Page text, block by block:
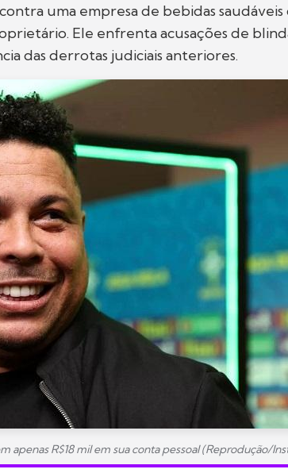
uma empresa de bebidas saudáveis
Ele enfrenta acusações de
das derrotas judiciais anteriores.
apenas R$18 mil em sua conta pessoal (Reprodução/